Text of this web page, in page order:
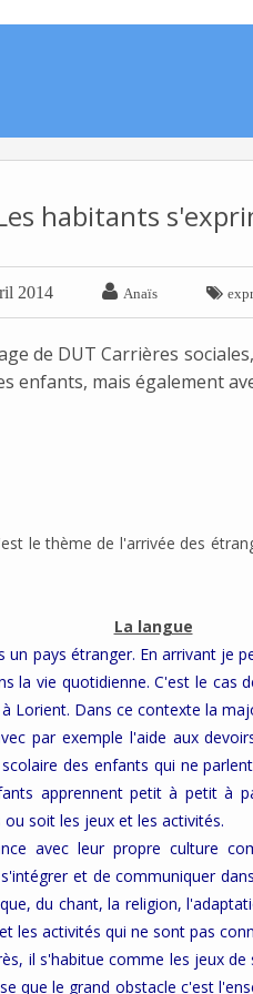
habitants
2014  Anaïs 
de DUT Carrières
enfants, mais également
le thème de l'arrivée des
La langue
pays étranger. En arrivant je
la vie quotidienne. C'est le cas
Lorient. Dans ce contexte la
par exemple l'aide aux
des enfants qui ne
apprennent petit à petit à
soit les jeux et les activités.
avec leur propre culture
et de communiquer
du chant, la religion,
les activités qui ne sont pas
il s'habitue comme les jeux de
que le grand obstacle c'est